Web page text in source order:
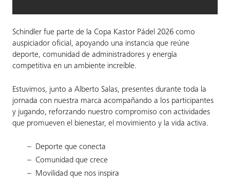
Schindler fue parte de la Copa Kastor Pádel 2026 como
auspiciador oficial, apoyando una instancia que reúne
deporte, comunidad de administradores y energía
competitiva en un ambiente increíble.
Estuvimos, junto a Alberto Salas, presentes durante toda la
jornada con nuestra marca acompañando a los participantes
y jugando, reforzando nuestro compromiso con actividades
que promueven el bienestar, el movimiento y la vida activa.
Deporte que conecta
Comunidad que crece
Movilidad que nos inspira